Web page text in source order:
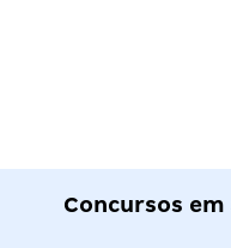
Concursos